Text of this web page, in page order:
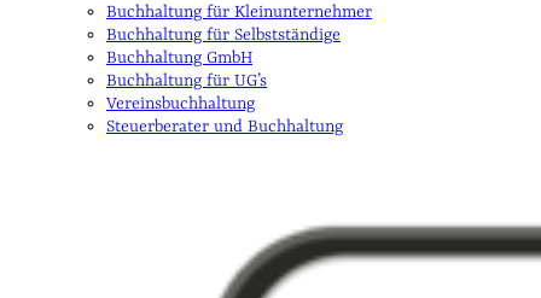
Buchhaltung für Kleinunternehmer
Buchhaltung für Selbstständige
Buchhaltung GmbH
Buchhaltung für UG’s
Vereinsbuchhaltung
Steuerberater und Buchhaltung